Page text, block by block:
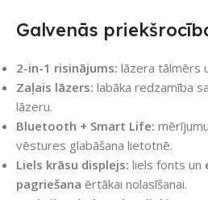
Galvenās
2-in-1 risinājums: lāzera tālmērs
Zaļais lāzers: labāka redzamība
lāzeru.
Bluetooth + Smart Life:
vēstures glabāšana lietotnē.
Liels krāsu displejs: liels fonts un
pagriešana ērtākai nolasīšanai.